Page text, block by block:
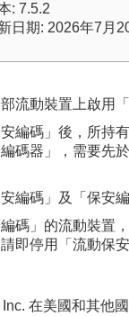
: 7.5.2
日期: 2026年7月
流動裝置上啟用
編碼」後，所持
碼器」，需要先
編碼」及「保安
碼」的流動裝置
即停用「流動保
在美國和其他